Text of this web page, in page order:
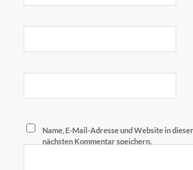
Name, E-Mail-Adresse und Website in
nächsten Kommentar speichern.